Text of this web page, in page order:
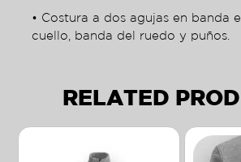
• Costura a dos agujas en banda
cuello, banda del ruedo y puños.
RELATED